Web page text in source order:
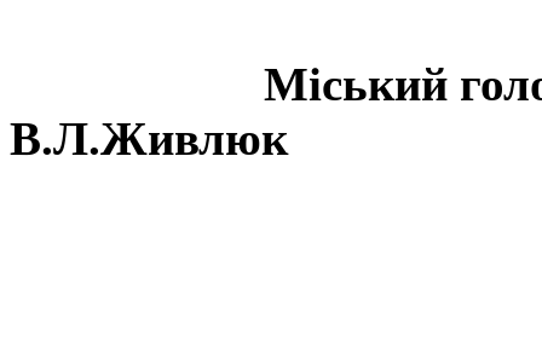
В.Л.Живлюк